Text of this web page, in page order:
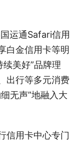
运通Safari信用
白金信用卡等明
美好”品牌理
出行等多元消费
无声”地融入大
信用卡中心专门